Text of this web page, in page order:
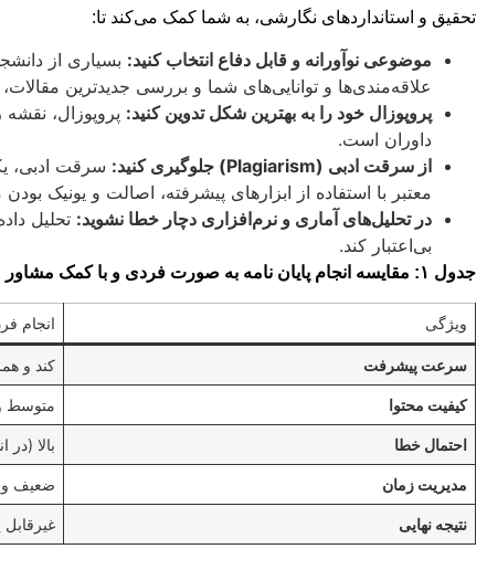
تحقیق و استانداردهای نگارشی، به شما کمک می‌کند تا:
موضوعی نوآورانه و قابل دفاع انتخاب کنید: بسیاری از
علاقه‌مندی‌ها و توانایی‌های شما و بررسی جدیدترین
پروپوزال خود را به بهترین شکل تدوین کنید: پروپوزال،
داوران است.
از سرقت ادبی (Plagiarism) جلوگیری کنید:
سرقت ادبی،
معتبر با استفاده از ابزارهای پیشرفته، اصالت و یونیک
در تحلیل‌های آماری و نرم‌افزاری دچار خطا نشوید: تحلیل
بی‌اعتبار کند.
جدول ۱: مقایسه انجام پایان نامه به صورت فردی و با کمک مشاور متخصص
ویژگی انجام
سرعت پیشرفت کند و
کیفیت محتوا متوسط
احتمال خطا بالا
مدیریت زمان ضعیف
نتیجه نهایی